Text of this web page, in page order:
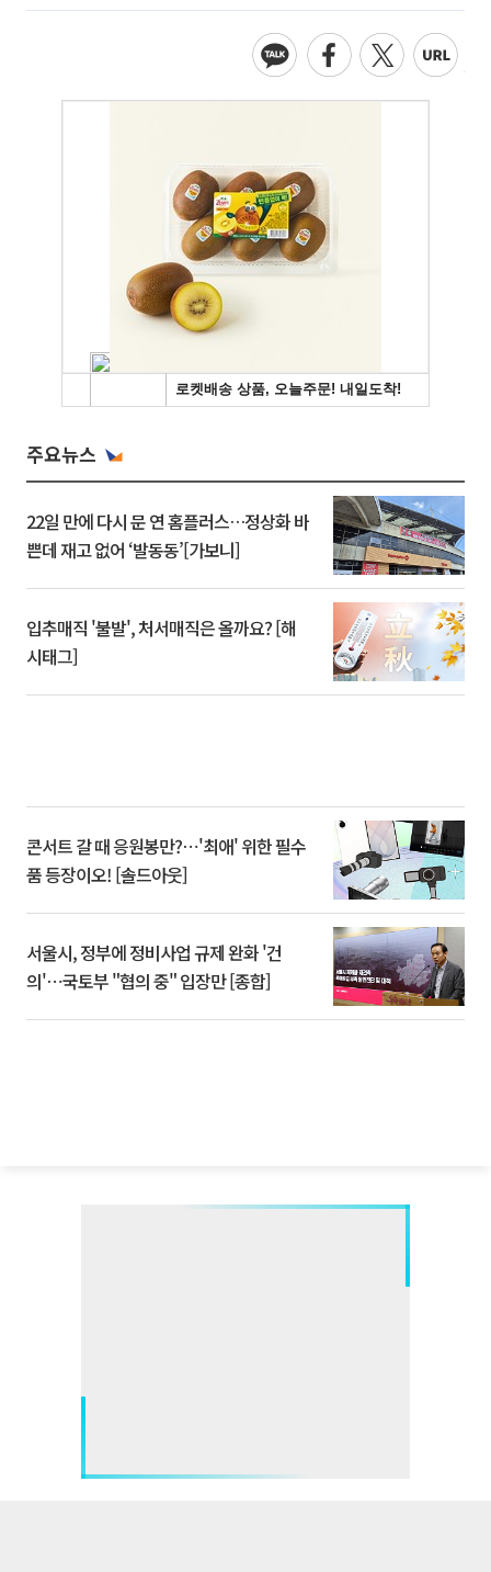
주요뉴스
22일 만에 다시 문 연 홈플러스…정상화 바
쁜데 재고 없어 ‘발동동’[가보니]
입추매직 '불발', 처서매직은 올까요? [해
시태그]
콘서트 갈 때 응원봉만?⋯'최애' 위한 필수
품 등장이오! [솔드아웃]
서울시, 정부에 정비사업 규제 완화 '건
의'⋯국토부 "협의 중" 입장만 [종합]